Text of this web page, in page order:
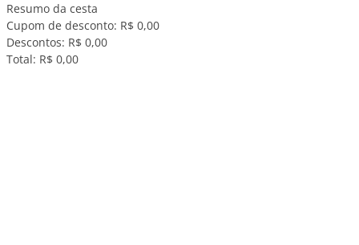
Resumo da cesta
Cupom de desconto: R$ 0,00
Descontos: R$ 0,00
Total: R$ 0,00